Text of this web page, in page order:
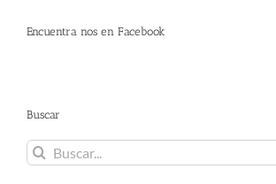
Encuentra nos en Facebook
Buscar
Buscar: